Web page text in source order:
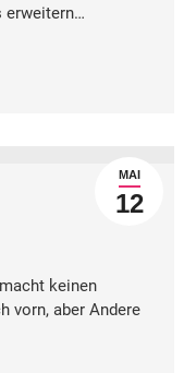
erweitern…
MAI
12
keinen
vorn, aber Andere